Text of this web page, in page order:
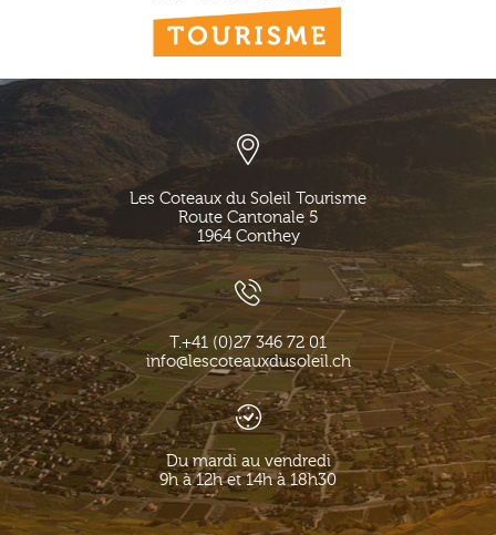
Les Coteaux du Soleil Tourisme
Route Cantonale 5
1964 Conthey
T.+41 (0)27 346 72 01
info@lescoteauxdusoleil.ch
Du mardi au vendredi
9h à 12h et 14h à 18h30